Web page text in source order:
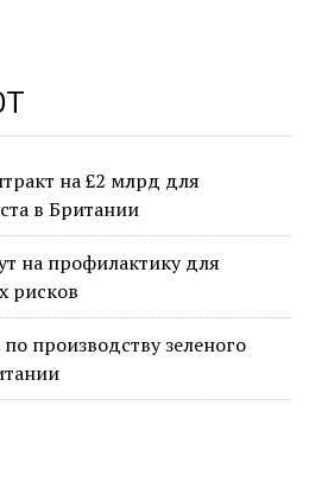
на £2 млрд для
в Британии
на профилактику для
рисков
производству зеленого